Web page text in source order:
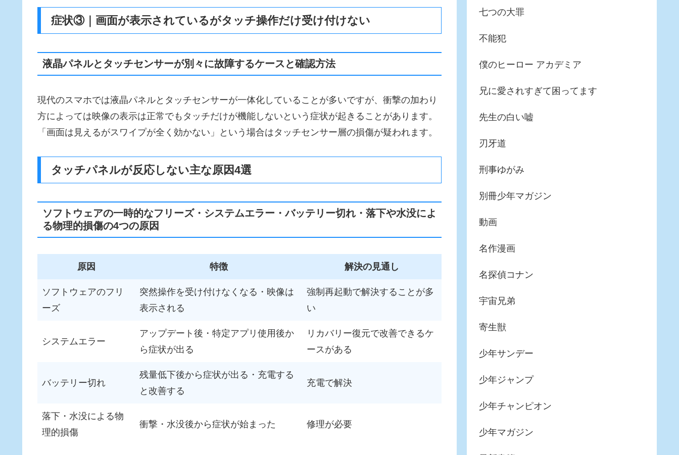
症状③｜画面が表示されているがタッチ操作だけ受け付けない
液晶パネルとタッチセンサーが別々に故障するケースと確認方法
現代のスマホでは液晶パネルとタッチセンサーが一体化していることが多いですが、衝撃の加わり
方によっては映像の表示は正常でもタッチだけが機能しないという症状が起きることがあります。
「画面は見えるがスワイプが全く効かない」という場合はタッチセンサー層の損傷が疑われます。
タッチパネルが反応しない主な原因4選
ソフトウェアの一時的なフリーズ・システムエラー・バッテリー切れ・落下や水没によ
る物理的損傷の4つの原因
原因 特徴 解決の見通し
ソフトウェアのフリ
ーズ
突然操作を受け付けなくなる・映像は
表示される
強制再起動で解決することが多
い
システムエラー
アップデート後・特定アプリ使用後か
ら症状が出る
リカバリー復元で改善できるケ
ースがある
バッテリー切れ
残量低下後から症状が出る・充電する
と改善する
充電で解決
落下・水没による物
理的損傷
衝撃・水没後から症状が始まった 修理が必要
七つの大罪
不能犯
僕のヒーロー アカデミア
兄に愛されすぎて困ってます
先生の白い嘘
刃牙道
刑事ゆがみ
別冊少年マガジン
動画
名作漫画
名探偵コナン
宇宙兄弟
寄生獣
少年サンデー
少年ジャンプ
少年チャンピオン
少年マガジン